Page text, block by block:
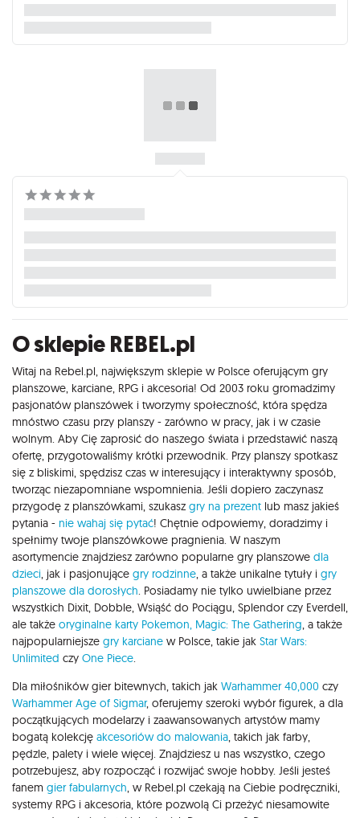
O sklepie REBEL.pl
Witaj na Rebel.pl, największym sklepie w Polsce oferującym gry
planszowe, karciane, RPG i akcesoria! Od 2003 roku gromadzimy
pasjonatów planszówek i tworzymy społeczność, która spędza
mnóstwo czasu przy planszy - zarówno w pracy, jak i w czasie
wolnym. Aby Cię zaprosić do naszego świata i przedstawić naszą
ofertę, przygotowaliśmy krótki przewodnik. Przy planszy spotkasz
się z bliskimi, spędzisz czas w interesujący i interaktywny sposób,
tworząc niezapomniane wspomnienia. Jeśli dopiero zaczynasz
przygodę z planszówkami, szukasz gry na prezent lub masz jakieś
pytania - nie wahaj się pytać! Chętnie odpowiemy, doradzimy i
spełnimy twoje planszówkowe pragnienia. W naszym
asortymencie znajdziesz zarówno popularne gry planszowe dla
dzieci , jak i pasjonujące gry rodzinne , a także unikalne tytuły i gry
planszowe dla dorosłych . Posiadamy nie tylko uwielbiane przez
wszystkich Dixit, Dobble, Wsiąść do Pociągu, Splendor czy Everdell,
ale także oryginalne karty Pokemon, Magic: The Gathering , a także
najpopularniejsze gry karciane w Polsce, takie jak Star Wars:
Unlimited czy One Piece
Dla miłośników gier bitewnych, takich jak Warhammer 40,000 czy
Warhammer Age of Sigmar, oferujemy szeroki wybór figurek, a dla
początkujących modelarzy i zaawansowanych artystów mamy
bogatą kolekcję akcesoriów do malowania , takich jak farby,
pędzle, palety i wiele więcej. Znajdziesz u nas wszystko, czego
potrzebujesz, aby rozpocząć i rozwijać swoje hobby. Jeśli jesteś
fanem gier fabularnych , w Rebel.pl czekają na Ciebie podręczniki,
systemy RPG i akcesoria, które pozwolą Ci przeżyć niesamowite